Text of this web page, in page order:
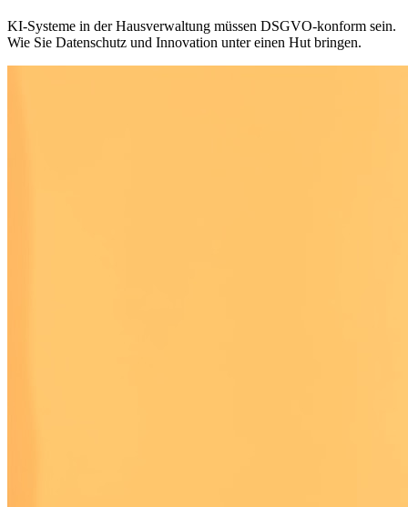
KI-Systeme in der Hausverwaltung müssen DSGVO-konform sein.
Wie Sie Datenschutz und Innovation unter einen Hut bringen.